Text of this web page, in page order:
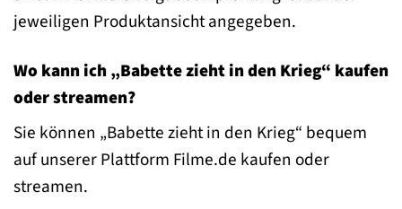
jeweiligen Produktansicht angegeben.
Wo kann ich „Babette zieht in den Krieg“ kaufen
oder streamen?
Sie können „Babette zieht in den Krieg“ bequem
auf unserer Plattform Filme.de kaufen oder
streamen.